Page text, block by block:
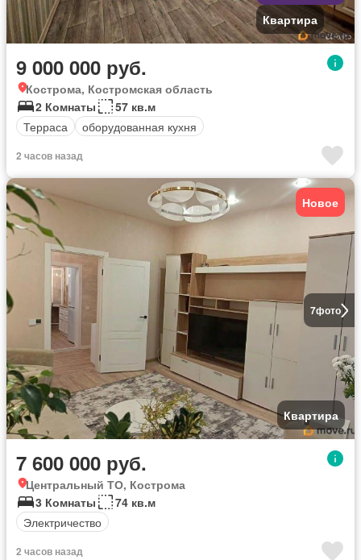
Квартира
9 000 000 руб.
Кострома, Костромская область
2 Комнаты
57 кв.м
Терраса
оборудованная кухня
2 часов назад
7фото
Новое
Квартира
7 600 000 руб.
Центральный ТО, Кострома
3 Комнаты
74 кв.м
Электричество
2 часов назад